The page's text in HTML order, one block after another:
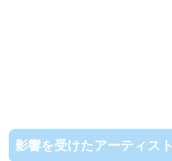
影響を受けたアーティスト